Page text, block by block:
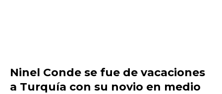
Ninel Conde se fue de vacaciones
a Turquía con su novio en medio